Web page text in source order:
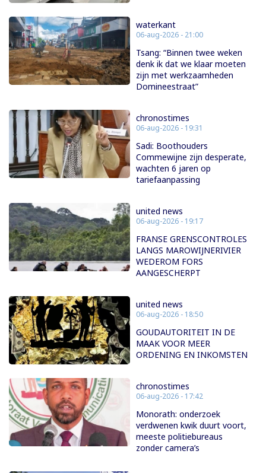
waterkant
06-aug-2026 - 21:00
Tsang: “Binnen twee weken
denk ik dat we klaar moeten
zijn met werkzaamheden
Domineestraat”
chronostimes
06-aug-2026 - 19:31
Sadi: Boothouders
Commewijne zijn desperate,
wachten 6 jaren op
tariefaanpassing
united news
06-aug-2026 - 19:17
FRANSE GRENSCONTROLES
LANGS MAROWIJNERIVIER
WEDEROM FORS
AANGESCHERPT
united news
06-aug-2026 - 18:50
GOUDAUTORITEIT IN DE
MAAK VOOR MEER
ORDENING EN INKOMSTEN
chronostimes
06-aug-2026 - 17:42
Monorath: onderzoek
verdwenen kwik duurt voort,
meeste politiebureaus
zonder camera’s